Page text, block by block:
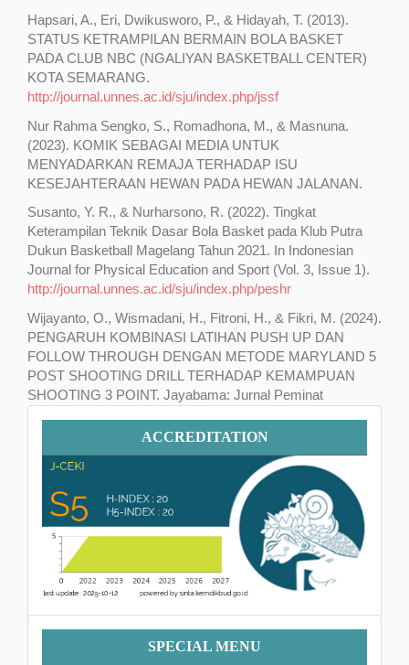
Hapsari, A., Eri, Dwikusworo, P., & Hidayah, T. (2013).
STATUS KETRAMPILAN BERMAIN BOLA BASKET
PADA CLUB NBC (NGALIYAN BASKETBALL CENTER)
KOTA SEMARANG.
http://journal.unnes.ac.id/sju/index.php/jssf
Nur Rahma Sengko, S., Romadhona, M., & Masnuna.
(2023). KOMIK SEBAGAI MEDIA UNTUK
MENYADARKAN REMAJA TERHADAP ISU
KESEJAHTERAAN HEWAN PADA HEWAN JALANAN.
Susanto, Y. R., & Nurharsono, R. (2022). Tingkat
Keterampilan Teknik Dasar Bola Basket pada Klub Putra
Dukun Basketball Magelang Tahun 2021. In Indonesian
Journal for Physical Education and Sport (Vol. 3, Issue 1).
http://journal.unnes.ac.id/sju/index.php/peshr
Wijayanto, O., Wismadani, H., Fitroni, H., & Fikri, M. (2024).
PENGARUH KOMBINASI LATIHAN PUSH UP DAN
FOLLOW THROUGH DENGAN METODE MARYLAND 5
POST SHOOTING DRILL TERHADAP KEMAMPUAN
SHOOTING 3 POINT. Jayabama: Jurnal Peminat
AccreditationACCREDITATION
Menu SPECIAL MENU